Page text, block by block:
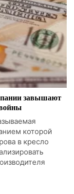
завышают
которой
в кресло